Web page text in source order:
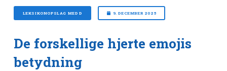
LEKSIKONOPSLAG MED D 9. DECEMBER 2025
De forskellige hjerte emojis
betydning